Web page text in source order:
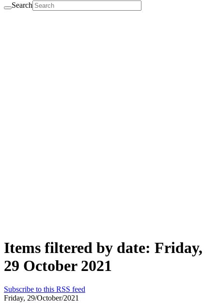
Search
Items filtered by date: Friday,
29 October 2021
Subscribe to this RSS feed
Friday, 29/October/2021